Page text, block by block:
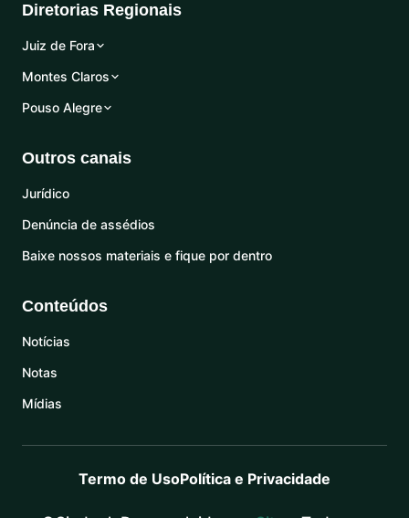
Diretorias Regionais
Juiz de Fora
Montes Claros
Pouso Alegre
Outros canais
Jurídico
Denúncia de assédios
Baixe nossos materiais e fique por dentro
Conteúdos
Notícias
Notas
Mídias
Termo de UsoPolítica e Privacidade